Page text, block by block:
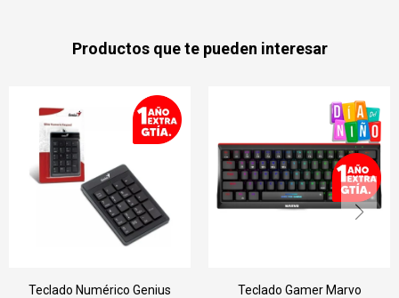
Productos que te pueden interesar
Teclado Numérico Genius
Teclado Gamer Marvo